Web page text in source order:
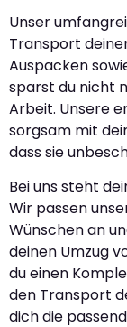
Unser
Transport
Auspacken
sparst du nicht
Arbeit. Unsere
sorgsam mit
dass sie
Bei uns steht
Wir passen
Wünschen an
deinen Umzug
du einen
den Transport
dich die